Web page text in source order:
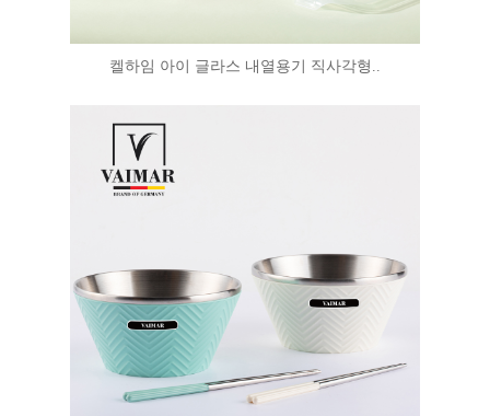
켈하임 아이 글라스 내열용기 직사각형..